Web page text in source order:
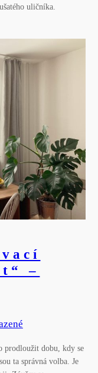
uličníka.
–
prodloužit dobu, kdy se
ta správná volba. Je